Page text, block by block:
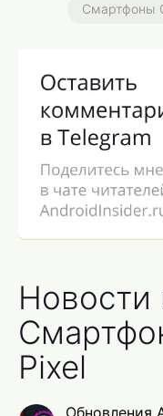
Смартфоны
Новости
Pixel